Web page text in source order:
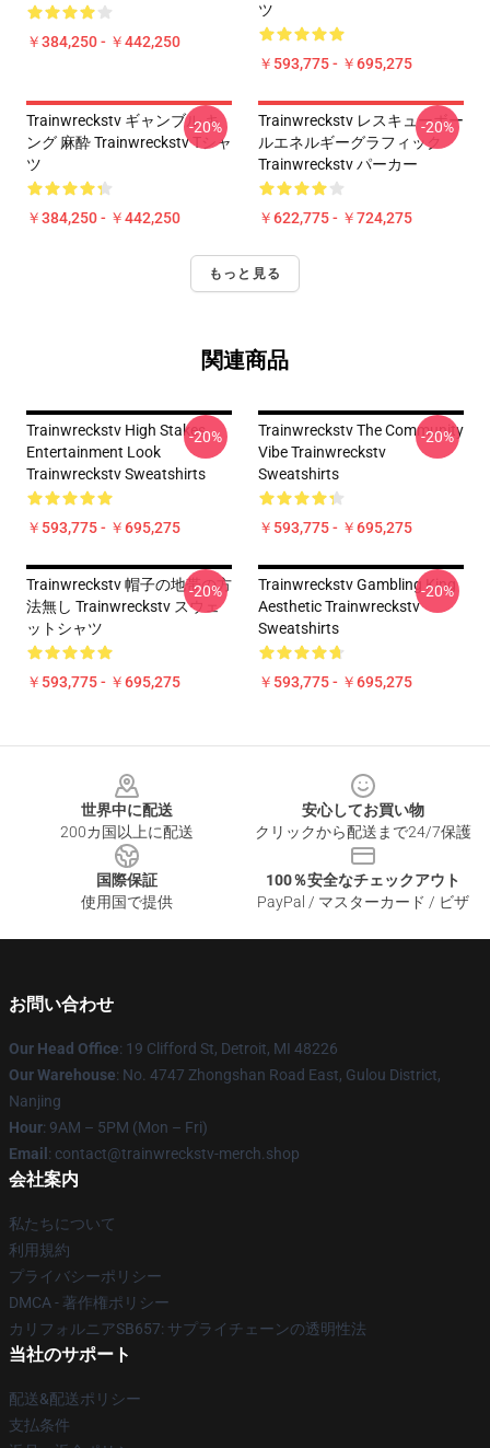
￥384,250 - ￥442,250
ツ
￥593,775 - ￥695,275
Trainwreckstv ギャンブル キ
ング 麻酔 Trainwreckstv Tシャ
ツ
￥384,250 - ￥442,250
-20%
Trainwreckstv レスキューボー
ルエネルギーグラフィック
Trainwreckstv パーカー
￥622,775 - ￥724,275
-20%
もっと見る
関連商品
Trainwreckstv High Stakes
Entertainment Look
Trainwreckstv Sweatshirts
￥593,775 - ￥695,275
-20%
Trainwreckstv The Community
Vibe Trainwreckstv
Sweatshirts
￥593,775 - ￥695,275
-20%
Trainwreckstv 帽子の地帯の方
法無し Trainwreckstv スウェ
ットシャツ
￥593,775 - ￥695,275
-20%
Trainwreckstv Gambling King
Aesthetic Trainwreckstv
Sweatshirts
￥593,775 - ￥695,275
-20%
世界中に配送
200カ国以上に配送
安心してお買い物
クリックから配送まで24/7保護
国際保証
使用国で提供
100％安全なチェックアウト
PayPal / マスターカード / ビザ
お問い合わせ
Our Head Office: 19 Clifford St, Detroit, MI 48226
Our Warehouse: No. 4747 Zhongshan Road East, Gulou District,
Nanjing
Hour: 9AM – 5PM (Mon – Fri)
Email : contact@trainwreckstv-merch.shop
会社案内
私たちについて
利用規約
プライバシーポリシー
DMCA - 著作権ポリシー
カリフォルニアSB657: サプライチェーンの透明性法
当社のサポート
配送&配送ポリシー
支払条件